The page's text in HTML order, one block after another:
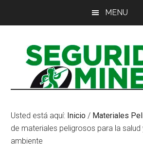
principal
MENU
Usted está aquí: Inicio / Materiales
de materiales peligrosos para la salud
ambiente